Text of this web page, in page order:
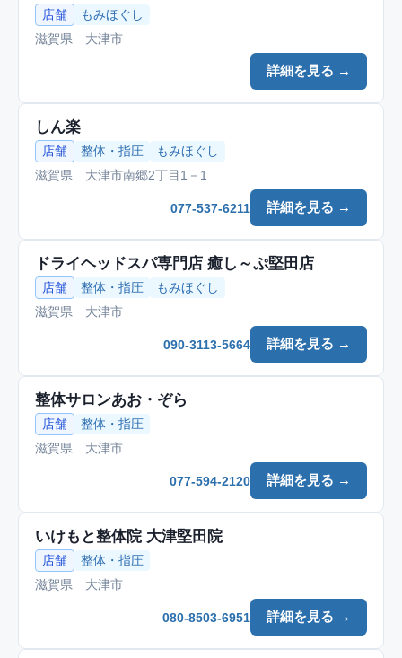
店舗
もみほぐし
滋賀県 大津市
詳細を見る →
しん楽
店舗 整体・指圧
もみほぐし
滋賀県 大津市南郷2丁目1－1
詳細を見る →
077-537-6211
ドライヘッドスパ専門店 癒し～ぷ堅田店
店舗 整体・指圧
もみほぐし
滋賀県 大津市
詳細を見る →
090-3113-5664
整体サロンあお・ぞら
店舗
整体・指圧
滋賀県 大津市
詳細を見る →
077-594-2120
いけもと整体院 大津堅田院
店舗
整体・指圧
滋賀県 大津市
詳細を見る →
080-8503-6951